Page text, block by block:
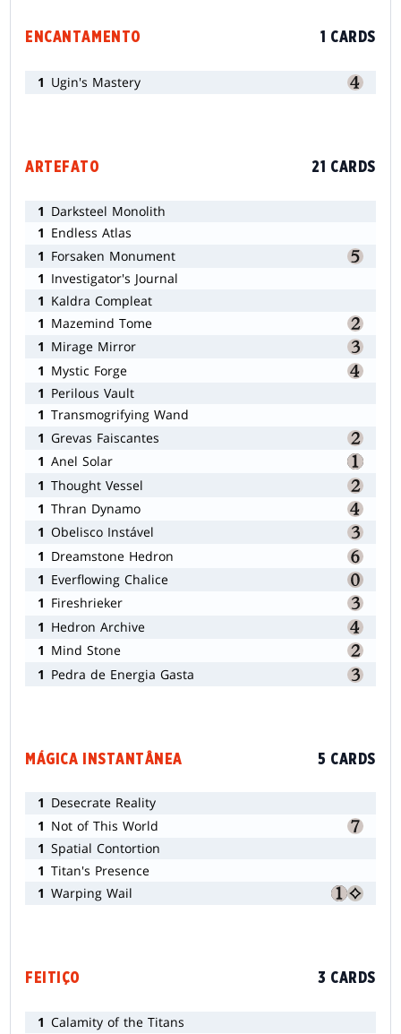
ENCANTAMENTO 1 CARDS
1 Ugin's Mastery
ARTEFATO 21 CARDS
1 Darksteel Monolith
1 Endless Atlas
1 Forsaken Monument
1 Investigator's Journal
1 Kaldra Compleat
1 Mazemind Tome
1 Mirage Mirror
1 Mystic Forge
1 Perilous Vault
1 Transmogrifying Wand
1 Grevas Faiscantes
1 Anel Solar
1 Thought Vessel
1 Thran Dynamo
1 Obelisco Instável
1 Dreamstone Hedron
1 Everflowing Chalice
1 Fireshrieker
1 Hedron Archive
1 Mind Stone
1 Pedra de Energia Gasta
MÁGICA INSTANTÂNEA 5 CARDS
1 Desecrate Reality
1 Not of This World
1 Spatial Contortion
1 Titan's Presence
1 Warping Wail
FEITIÇO 3 CARDS
1 Calamity of the Titans